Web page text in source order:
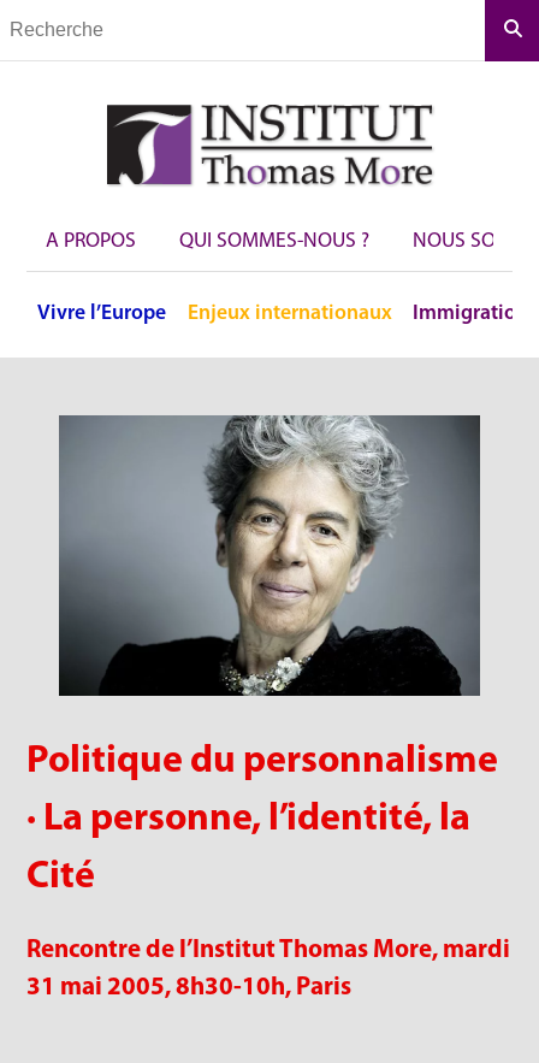
A PROPOS QUI SOMMES-NOUS ? NOUS
Vivre l’Europe Enjeux internationaux Immigration
Politique du personnalisme
· La personne, l’identité, la
Cité
Rencontre de l’Institut Thomas More, mardi
31 mai 2005, 8h30-10h, Paris